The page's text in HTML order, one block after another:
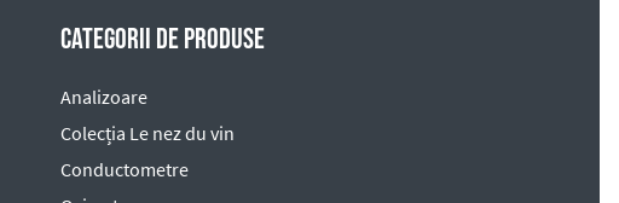
Categorii de produse
Analizoare
Colecția Le nez du vin
Conductometre